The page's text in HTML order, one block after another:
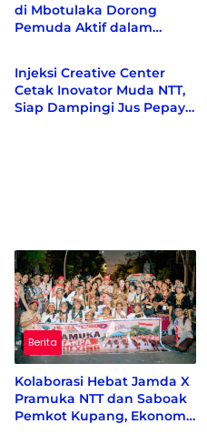
di Mbotulaka Dorong
Pemuda Aktif dalam
Berita
Injeksi Creative Center
Cetak Inovator Muda NTT,
Siap Dampingi Jus Pepaya
Berita
Kolaborasi Hebat Jamda X
Pramuka NTT dan Saboak
Pemkot Kupang, Ekonomi